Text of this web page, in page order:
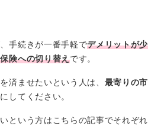
手続きが一番手軽でデメリットが少
険への切り替えです。
済ませたいという人は、 最寄りの市
してください。
という方はこちらの記事でそれぞれ